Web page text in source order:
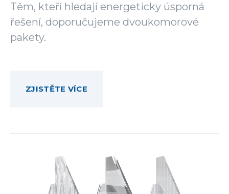
Těm, kteří hledají energeticky úsporná
řešení, doporučujeme dvoukomorové
pakety.
ZJISTĚTE VÍCE